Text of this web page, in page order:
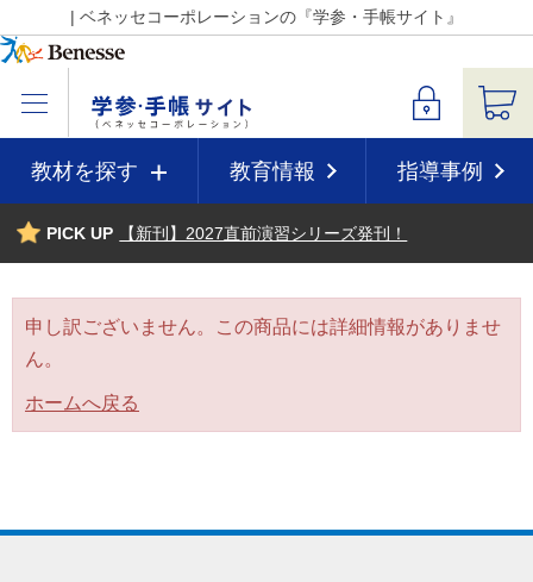
| ベネッセコーポレーションの『学参・手帳サイト』
教材を探す 教育情報 指導事例
PICK UP 【新刊】2027直前演習シリーズ発刊！
申し訳ございません。この商品には詳細情報がありませ
ん。
ホームへ戻る